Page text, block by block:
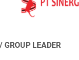
LEADER